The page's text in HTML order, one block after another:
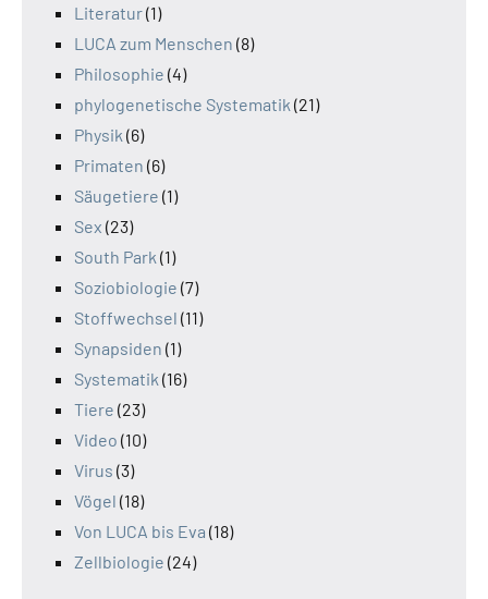
Literatur(1)
LUCA zum Menschen (8)
Philosophie (4)
phylogenetische Systematik (21)
Physik (6)
Primaten (6)
Säugetiere (1)
Sex (23)
South Park (1)
Soziobiologie (7)
Stoffwechsel (11)
Synapsiden (1)
Systematik (16)
Tiere (23)
Video (10)
Virus (3)
Vögel (18)
Von LUCA bis Eva (18)
Zellbiologie (24)